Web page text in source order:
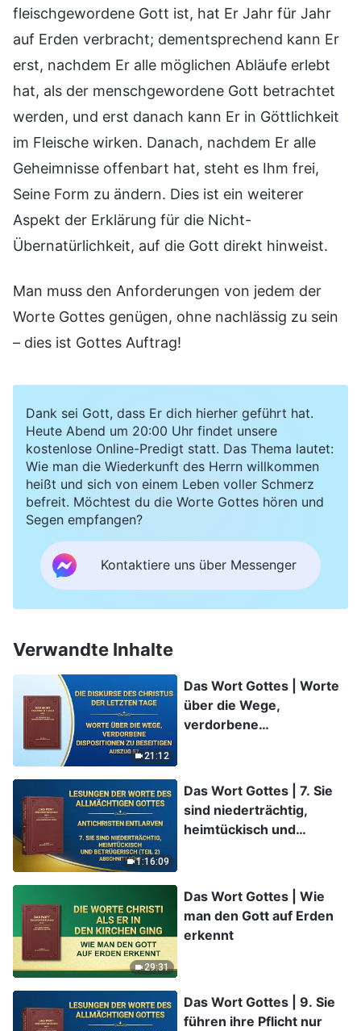
fleischgewordene Gott ist, hat Er Jahr für Jahr
auf Erden verbracht; dementsprechend kann Er
erst, nachdem Er alle möglichen Abläufe erlebt
hat, als der menschgewordene Gott betrachtet
werden, und erst danach kann Er in Göttlichkeit
im Fleische wirken. Danach, nachdem Er alle
Geheimnisse offenbart hat, steht es Ihm frei,
Seine Form zu ändern. Dies ist ein weiterer
Aspekt der Erklärung für die Nicht-
Übernatürlichkeit, auf die Gott direkt hinweist.
Man muss den Anforderungen von jedem der
Worte Gottes genügen, ohne nachlässig zu sein
– dies ist Gottes Auftrag!
Dank sei Gott, dass Er dich hierher geführt hat.
Heute Abend um 20:00 Uhr findet unsere
kostenlose Online-Predigt statt. Das Thema lautet:
Wie man die Wiederkunft des Herrn willkommen
heißt und sich von einem Leben voller Schmerz
befreit. Möchtest du die Worte Gottes hören und
Segen empfangen?
Kontaktiere uns über Messenger
Verwandte Inhalte
21:12
Das Wort Gottes | Worte
über die Wege,
verdorbene
1:16:09
Das Wort Gottes | 7. Sie
sind niederträchtig,
heimtückisch und
29:31
Das Wort Gottes | Wie
man den Gott auf Erden
erkennt
Das Wort Gottes | 9. Sie
führen ihre Pflicht nur